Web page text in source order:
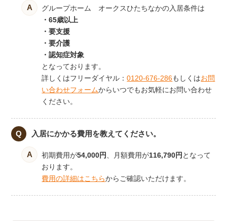
グループホーム オークスひたちなかの入居条件は
・65歳以上
・要支援
・要介護
・認知症対象
となっております。
詳しくはフリーダイヤル：0120-676-286もしくはお問
い合わせフォームからいつでもお気軽にお問い合わせ
ください。
入居にかかる費用を教えてください。
初期費用が54,000円 、月額費用が116,790円 となって
おります。
費用の詳細はこちらからご確認いただけます。